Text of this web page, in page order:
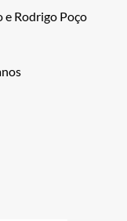
e Rodrigo Poço